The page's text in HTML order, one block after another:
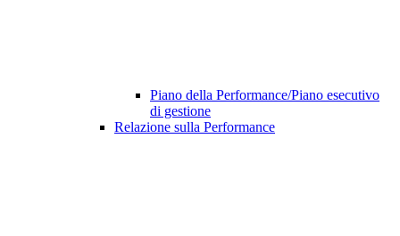
Piano della Performance/Piano esecutivo
di gestione
Relazione sulla Performance